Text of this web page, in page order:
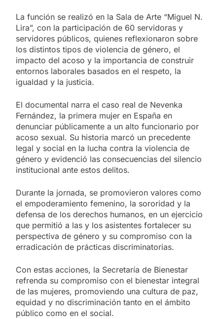
La función se realizó en la Sala de Arte “Miguel N.
Lira”, con la participación de 60 servidoras y
servidores públicos, quienes reflexionaron sobre
los distintos tipos de violencia de género, el
impacto del acoso y la importancia de construir
entornos laborales basados en el respeto, la
igualdad y la justicia.
El documental narra el caso real de Nevenka
Fernández, la primera mujer en España en
denunciar públicamente a un alto funcionario por
acoso sexual. Su historia marcó un precedente
legal y social en la lucha contra la violencia de
género y evidenció las consecuencias del silencio
institucional ante estos delitos.
Durante la jornada, se promovieron valores como
el empoderamiento femenino, la sororidad y la
defensa de los derechos humanos, en un ejercicio
que permitió a las y los asistentes fortalecer su
perspectiva de género y su compromiso con la
erradicación de prácticas discriminatorias.
Con estas acciones, la Secretaría de Bienestar
refrenda su compromiso con el bienestar integral
de las mujeres, promoviendo una cultura de paz,
equidad y no discriminación tanto en el ámbito
público como en el social.